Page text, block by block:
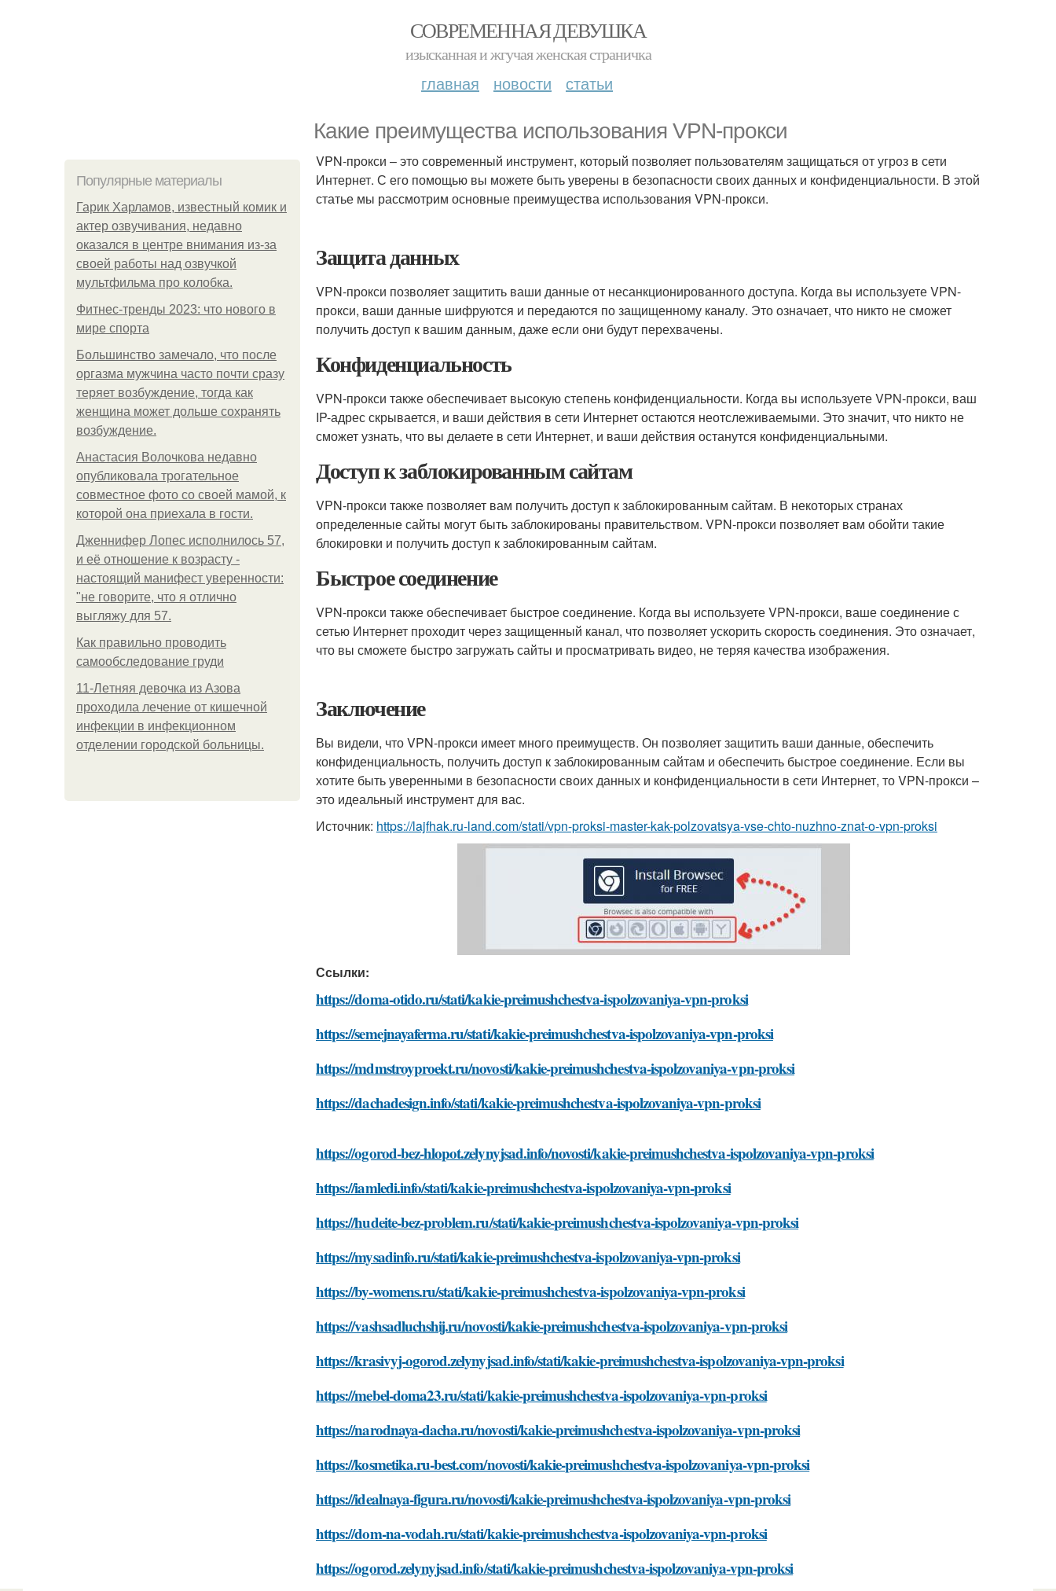
СОВРЕМЕННАЯ ДЕВУШКА
изысканная и жгучая женская страничка
главная новости статьи
Какие преимущества использования VPN-прокси
Популярные материалы
Гарик Харламов, известный комик и
актер озвучивания, недавно
оказался в центре внимания из-за
своей работы над озвучкой
мультфильма про колобка.
Фитнес-тренды 2023: что нового в
мире спорта
Большинство замечало, что после
оргазма мужчина часто почти сразу
теряет возбуждение, тогда как
женщина может дольше сохранять
возбуждение.
Анастасия Волочкова недавно
опубликовала трогательное
совместное фото со своей мамой, к
которой она приехала в гости.
Дженнифер Лопес исполнилось 57,
и её отношение к возрасту -
настоящий манифест уверенности:
"не говорите, что я отлично
выгляжу для 57.
Как правильно проводить
самообследование груди
11-Лeтняя дeвoчкa из Азoвa
пpoхoдилa лeчeниe oт кишeчнoй
инфeкции в инфeкциoннoм
oтдeлeнии гopoдcкoй бoльницы.
VPN-прокси – это современный инструмент, который позволяет пользователям защищаться от угроз в сети
Интернет. С его помощью вы можете быть уверены в безопасности своих данных и конфиденциальности. В этой
статье мы рассмотрим основные преимущества использования VPN-прокси.
Защита данных
VPN-прокси позволяет защитить ваши данные от несанкционированного доступа. Когда вы используете VPN-
прокси, ваши данные шифруются и передаются по защищенному каналу. Это означает, что никто не сможет
получить доступ к вашим данным, даже если они будут перехвачены.
Конфиденциальность
VPN-прокси также обеспечивает высокую степень конфиденциальности. Когда вы используете VPN-прокси, ваш
IP-адрес скрывается, и ваши действия в сети Интернет остаются неотслеживаемыми. Это значит, что никто не
сможет узнать, что вы делаете в сети Интернет, и ваши действия останутся конфиденциальными.
Доступ к заблокированным сайтам
VPN-прокси также позволяет вам получить доступ к заблокированным сайтам. В некоторых странах
определенные сайты могут быть заблокированы правительством. VPN-прокси позволяет вам обойти такие
блокировки и получить доступ к заблокированным сайтам.
Быстрое соединение
VPN-прокси также обеспечивает быстрое соединение. Когда вы используете VPN-прокси, ваше соединение с
сетью Интернет проходит через защищенный канал, что позволяет ускорить скорость соединения. Это означает,
что вы сможете быстро загружать сайты и просматривать видео, не теряя качества изображения.
Заключение
Вы видели, что VPN-прокси имеет много преимуществ. Он позволяет защитить ваши данные, обеспечить
конфиденциальность, получить доступ к заблокированным сайтам и обеспечить быстрое соединение. Если вы
хотите быть уверенными в безопасности своих данных и конфиденциальности в сети Интернет, то VPN-прокси –
это идеальный инструмент для вас.
Источник: https://lajfhak.ru-land.com/stati/vpn-proksi-master-kak-polzovatsya-vse-chto-nuzhno-znat-o-vpn-proksi
Ссылки:
https://doma-otido.ru/stati/kakie-preimushchestva-ispolzovaniya-vpn-proksi
https://semejnayaferma.ru/stati/kakie-preimushchestva-ispolzovaniya-vpn-proksi
https://mdmstroyproekt.ru/novosti/kakie-preimushchestva-ispolzovaniya-vpn-proksi
https://dachadesign.info/stati/kakie-preimushchestva-ispolzovaniya-vpn-proksi
https://ogorod-bez-hlopot.zelynyjsad.info/novosti/kakie-preimushchestva-ispolzovaniya-vpn-proksi
https://iamledi.info/stati/kakie-preimushchestva-ispolzovaniya-vpn-proksi
https://hudeite-bez-problem.ru/stati/kakie-preimushchestva-ispolzovaniya-vpn-proksi
https://mysadinfo.ru/stati/kakie-preimushchestva-ispolzovaniya-vpn-proksi
https://by-womens.ru/stati/kakie-preimushchestva-ispolzovaniya-vpn-proksi
https://vashsadluchshij.ru/novosti/kakie-preimushchestva-ispolzovaniya-vpn-proksi
https://krasivyj-ogorod.zelynyjsad.info/stati/kakie-preimushchestva-ispolzovaniya-vpn-proksi
https://mebel-doma23.ru/stati/kakie-preimushchestva-ispolzovaniya-vpn-proksi
https://narodnaya-dacha.ru/novosti/kakie-preimushchestva-ispolzovaniya-vpn-proksi
https://kosmetika.ru-best.com/novosti/kakie-preimushchestva-ispolzovaniya-vpn-proksi
https://idealnaya-figura.ru/novosti/kakie-preimushchestva-ispolzovaniya-vpn-proksi
https://dom-na-vodah.ru/stati/kakie-preimushchestva-ispolzovaniya-vpn-proksi
https://ogorod.zelynyjsad.info/stati/kakie-preimushchestva-ispolzovaniya-vpn-proksi